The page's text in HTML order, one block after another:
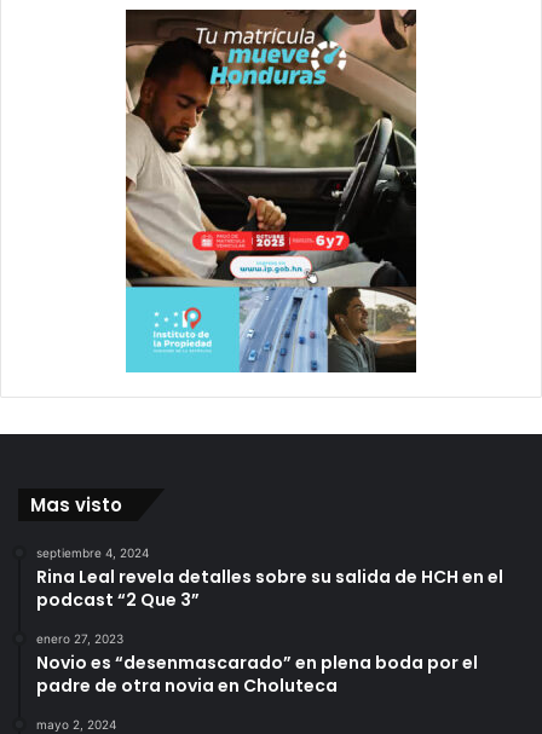
Mas visto
septiembre 4, 2024
Rina Leal revela detalles sobre su salida de HCH en el
podcast “2 Que 3”
enero 27, 2023
Novio es “desenmascarado” en plena boda por el
padre de otra novia en Choluteca
mayo 2, 2024